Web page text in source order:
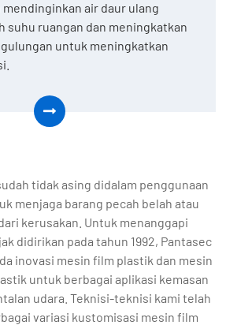
air daur ulang
suhu ruangan dan meningkatkan
untuk meningkatkan
tidak asing didalam penggunaan
menjaga barang pecah belah atau
kerusakan. Untuk menanggapi
didirikan pada tahun 1992, Pantasec
inovasi mesin film plastik dan mesin
untuk berbagai aplikasi kemasan
udara. Teknisi-teknisi kami telah
variasi kustomisasi mesin film